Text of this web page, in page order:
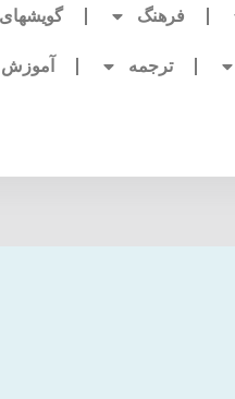
فرهنگ گویشهای
ترجمه آموزش